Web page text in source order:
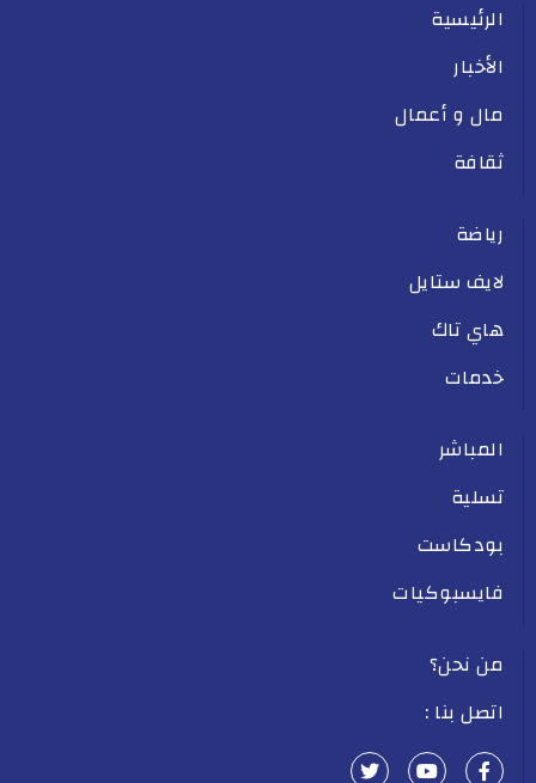
الرئيسية
الأخبار
مال و أعمال
ثقافة
رياضة
لايف ستايل
هاي تاك
خدمات
المباشر
تسلية
بودكاست
فايسبوكيات
من نحن؟
اتصل بنا :